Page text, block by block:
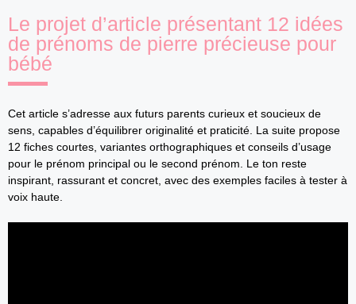
Le projet d’article présentant 12 idées
de prénoms de pierre précieuse pour
bébé
Cet article s’adresse aux futurs parents curieux et soucieux de
sens, capables d’équilibrer originalité et praticité. La suite propose
12 fiches courtes, variantes orthographiques et conseils d’usage
pour le prénom principal ou le second prénom. Le ton reste
inspirant, rassurant et concret, avec des exemples faciles à tester à
voix haute.